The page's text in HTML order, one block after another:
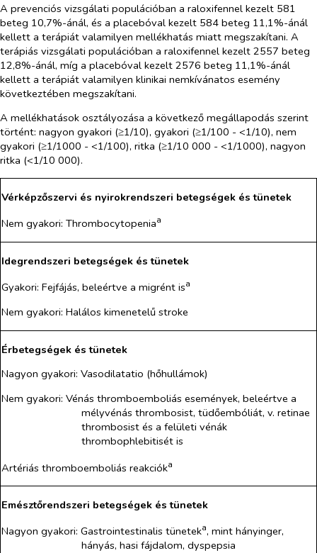
A prevenciós vizsgálati populációban a raloxifennel kezelt 581
beteg 10,7%-ánál, és a placebóval kezelt 584 beteg 11,1%-ánál
kellett a terápiát valamilyen mellékhatás miatt megszakítani. A
terápiás vizsgálati populációban a raloxifennel kezelt 2557 beteg
12,8%-ánál, míg a placebóval kezelt 2576 beteg 11,1%-ánál
kellett a terápiát valamilyen klinikai nemkívánatos esemény
következtében megszakítani.
A mellékhatások osztályozása a következő megállapodás szerint
történt: nagyon gyakori (≥1/10), gyakori (≥1/100 - <1/10), nem
gyakori (≥1/1000 - <1/100), ritka (≥1/10 000 - <1/1000), nagyon
ritka (<1/10 000).
Vérképzőszervi és nyirokrendszeri betegségek és tünetek
Nem gyakori: Thrombocytopeniaa
Idegrendszeri betegségek és tünetek
Gyakori: Fejfájás, beleértve a migrént isa
Nem gyakori: Halálos kimenetelű stroke
Érbetegségek és tünetek
Nagyon gyakori: Vasodilatatio (hőhullámok)
Nem gyakori: Vénás thromboemboliás események, beleértve a
mélyvénás thrombosist, tüdőembóliát, v. retinae
thrombosist és a felületi vénák
thrombophlebitisét is
Artériás thromboemboliás reakcióka
Emésztőrendszeri betegségek és tünetek
Nagyon gyakori: Gastrointestinalis tüneteka, mint hányinger,
hányás, hasi fájdalom, dyspepsia